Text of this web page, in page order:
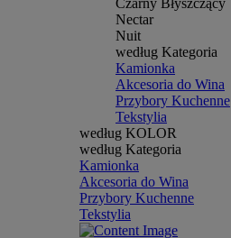
Czarny Błyszczący
Nectar
Nuit
według Kategoria
Kamionka
Akcesoria do Wina
Przybory Kuchenne
Tekstylia
według KOLOR
według Kategoria
Kamionka
Akcesoria do Wina
Przybory Kuchenne
Tekstylia